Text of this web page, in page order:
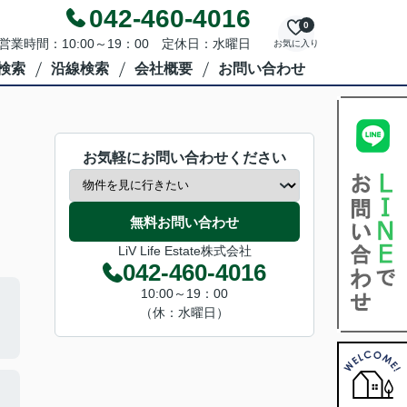
042-460-4016
業時間：10:00～19：00 定休日：水曜日 お気に入り
0
索 沿線検索 会社概要 お問い合わせ
お気軽にお問い合わせください
無料お問い合わせ
LiV Life Estate株式会社
042-460-4016
10:00～19：00
（休：水曜日）